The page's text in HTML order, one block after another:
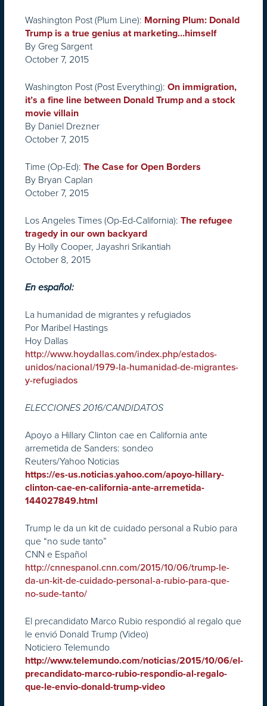
Washington Post(Plum Line): Morning Plum: Donald
Trump is a true genius at marketing…himself
By Greg Sargent
October 7, 2015
Washington Post(Post Everything): On immigration,
it’s a fine line between Donald Trump and a stock
movie villain
By Daniel Drezner
October 7, 2015
Time(Op-Ed): The Case for Open Borders
By Bryan Caplan
October 7, 2015
Los Angeles Times(Op-Ed-California): The refugee
tragedy in our own backyard
By Holly Cooper, Jayashri Srikantiah
October 8, 2015
En español:
La humanidad de migrantes y refugiados
Por Maribel Hastings
Hoy Dallas
http://www.hoydallas.com/index.php/estados-
unidos/nacional/1979-la-humanidad-de-migrantes-
y-refugiados
ELECCIONES 2016/CANDIDATOS
Apoyo a Hillary Clinton cae en California ante
arremetida de Sanders: sondeo
Reuters/Yahoo Noticias
https://es-us.noticias.yahoo.com/apoyo-hillary-
clinton-cae-en-california-ante-arremetida-
144027849.html
Trump le da un kit de cuidado personal a Rubio para
que “no sude tanto”
CNN e Español
http://cnnespanol.cnn.com/2015/10/06/trump-le-
da-un-kit-de-cuidado-personal-a-rubio-para-que-
no-sude-tanto/
El precandidato Marco Rubio respondió al regalo que
le envió Donald Trump (Video)
Noticiero Telemundo
http://www.telemundo.com/noticias/2015/10/06/el-
precandidato-marco-rubio-respondio-al-regalo-
que-le-envio-donald-trump-video